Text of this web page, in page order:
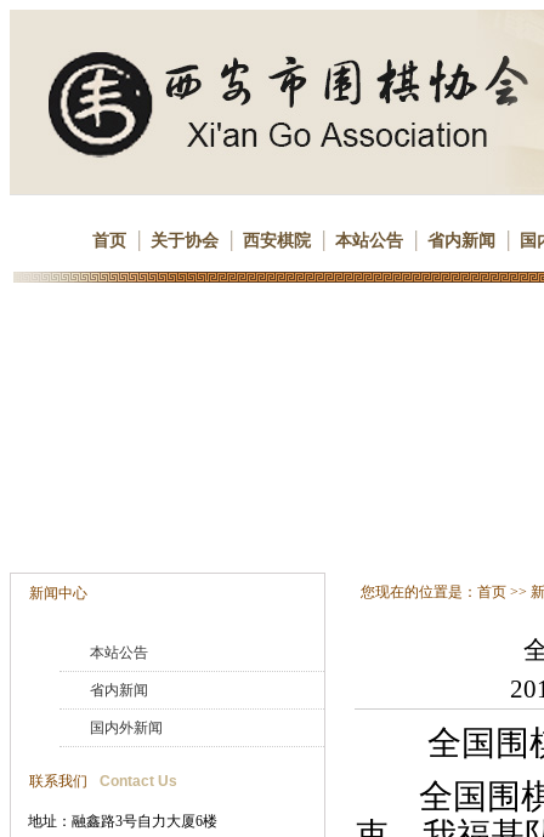
首页 关于协会 西安棋院 本站公告 省内新闻 国
新闻中心
本站公告
省内新闻
国内外新闻
联系我们 Contact Us
地址：融鑫路3号自力大厦6楼
您现在的位置是： 首页 >>
全国围
全国围